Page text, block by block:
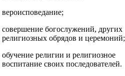
вероисповедание;
совершение богослужений, других
религиозных обрядов и церемоний;
обучение религии и религиозное
воспитание своих последователей.